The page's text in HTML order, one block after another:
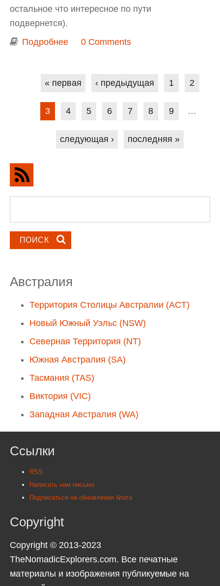
остальное что интересное по пути
подвернется).
Подробнее о Из Дарвина в Аделаиду. День 9.
0 Comments
Страницы
« первая ‹ предыдущая 1 2
3 4 5 6 7 8 9 …
следующая › последняя »
Австралия
Территория Столицы Австралии (ACT)
Новый Южный Уэльс (NSW)
Северная Территория (NT)
Южная Австралия (SA)
Тасмания (TAS)
Виктория (VIC)
Западная Австралия (WA)
Ссылки
RSS
Написать нам письмо
Подписаться на обновления блога
Copyright
Copyright © 2013-2023
TheNomadicExplorers.com. Все печатные
материалы и изображения публикуемые на